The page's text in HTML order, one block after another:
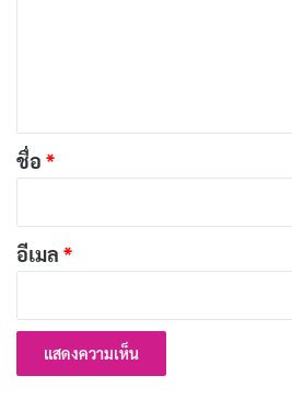
บทความที่เกี่ยวข้อง
Conspiracy สารคดีกิ
[รีวิว-เรื่องย่อ] Inside
*
ชื่อ *
อีเมล *